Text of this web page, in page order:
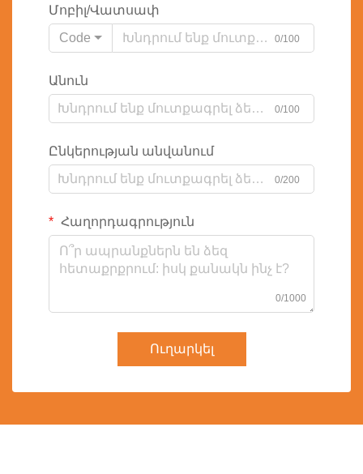
Մոբիլ/Վատսափ
Code
0/100
Անուն
0/100
Ընկերության անվանում
0/200
Հաղորդագրություն
0/1000
Ուղարկել